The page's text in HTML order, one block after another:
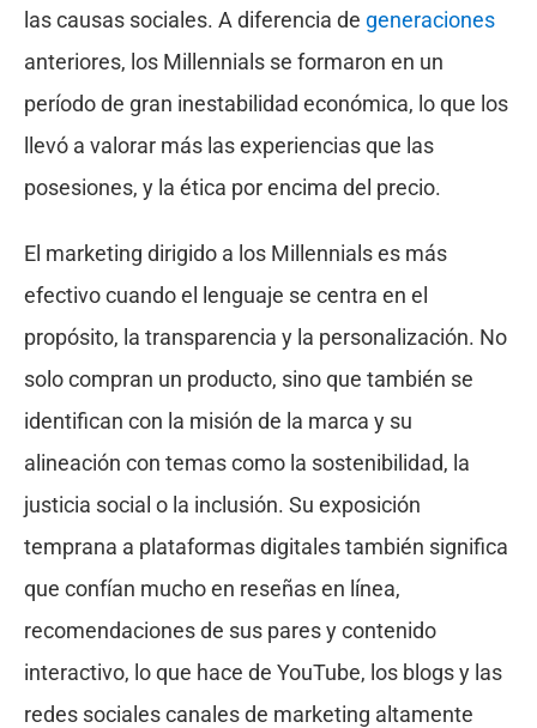
las causas sociales. A diferencia de generaciones
anteriores, los Millennials se formaron en un
período de gran inestabilidad económica, lo que los
llevó a valorar más las experiencias que las
posesiones, y la ética por encima del precio.
El marketing dirigido a los Millennials es más
efectivo cuando el lenguaje se centra en el
propósito, la transparencia y la personalización. No
solo compran un producto, sino que también se
identifican con la misión de la marca y su
alineación con temas como la sostenibilidad, la
justicia social o la inclusión. Su exposición
temprana a plataformas digitales también significa
que confían mucho en reseñas en línea,
recomendaciones de sus pares y contenido
interactivo, lo que hace de YouTube, los blogs y las
redes sociales canales de marketing altamente